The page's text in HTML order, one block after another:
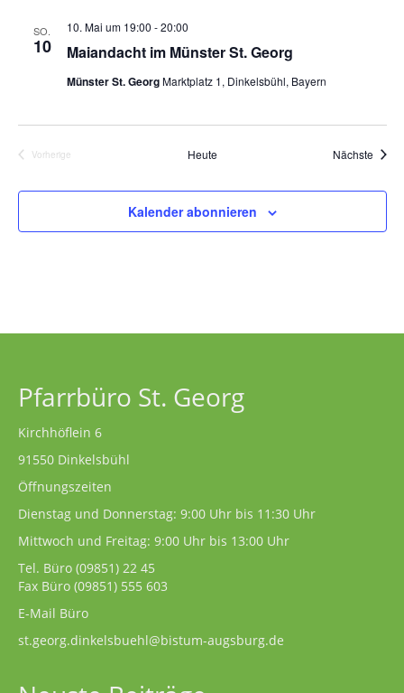
SO.
10 Maiandacht im Münster St. Georg
10. Mai um 19:00 -20:00
Münster St. GeorgMarktplatz 1, Dinkelsbühl, Bayern
Vorherige
Heute Nächste
Kalender abonnieren
Pfarrbüro St. Georg
Kirchhöflein 6
91550 Dinkelsbühl
Öffnungszeiten
Dienstag und Donnerstag: 9:00 Uhr bis 11:30 Uhr
Mittwoch und Freitag: 9:00 Uhr bis 13:00 Uhr
Tel. Büro (09851) 22 45
Fax Büro (09851) 555 603
E-Mail Büro
st.georg.dinkelsbuehl@bistum-augsburg.de